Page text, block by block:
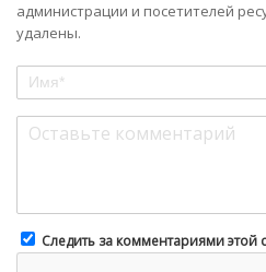
администрации и посетителей
удалены.
Следить за комментариями этой